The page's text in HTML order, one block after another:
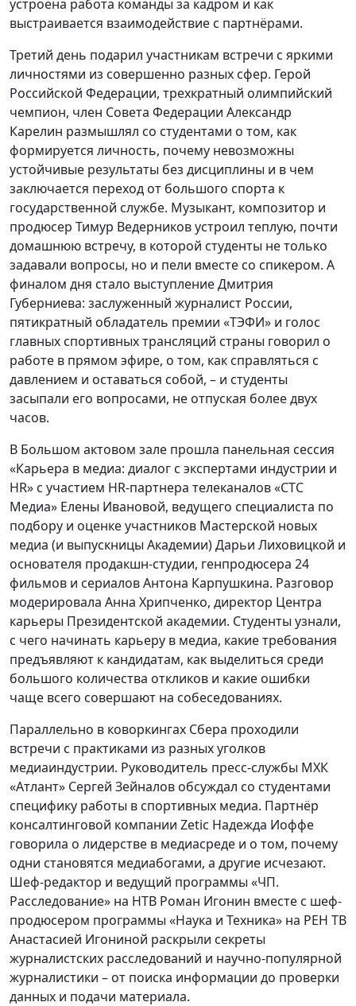
устроена работа команды за кадром и как
выстраивается взаимодействие с партнёрами.
Третий день подарил участникам встречи с яркими
личностями из совершенно разных сфер. Герой
Российской Федерации, трехкратный олимпийский
чемпион, член Совета Федерации Александр
Карелин размышлял со студентами о том, как
формируется личность, почему невозможны
устойчивые результаты без дисциплины и в чем
заключается переход от большого спорта к
государственной службе. Музыкант, композитор и
продюсер Тимур Ведерников устроил теплую, почти
домашнюю встречу, в которой студенты не только
задавали вопросы, но и пели вместе со спикером. А
финалом дня стало выступление Дмитрия
Губерниева: заслуженный журналист России,
пятикратный обладатель премии «ТЭФИ» и голос
главных спортивных трансляций страны говорил о
работе в прямом эфире, о том, как справляться с
давлением и оставаться собой, – и студенты
засыпали его вопросами, не отпуская более двух
часов.
В Большом актовом зале прошла панельная сессия
«Карьера в медиа: диалог с экспертами индустрии и
HR» с участием HR-партнера телеканалов «СТС
Медиа» Елены Ивановой, ведущего специалиста по
подбору и оценке участников Мастерской новых
медиа (и выпускницы Академии) Дарьи Лиховицкой и
основателя продакшн-студии, генпродюсера 24
фильмов и сериалов Антона Карпушкина. Разговор
модерировала Анна Хрипченко, директор Центра
карьеры Президентской академии. Студенты узнали,
с чего начинать карьеру в медиа, какие требования
предъявляют к кандидатам, как выделиться среди
большого количества откликов и какие ошибки
чаще всего совершают на собеседованиях.
Параллельно в коворкингах Сбера проходили
встречи с практиками из разных уголков
медиаиндустрии. Руководитель пресс-службы МХК
«Атлант» Сергей Зейналов обсуждал со студентами
специфику работы в спортивных медиа. Партнёр
консалтинговой компании Zetic Надежда Иоффе
говорила о лидерстве в медиасреде и о том, почему
одни становятся медиабогами, а другие исчезают.
Шеф-редактор и ведущий программы «ЧП.
Расследование» на НТВ Роман Игонин вместе с шеф-
продюсером программы «Наука и Техника» на РЕН ТВ
Анастасией Игониной раскрыли секреты
журналистских расследований и научно-популярной
журналистики – от поиска информации до проверки
данных и подачи материала.